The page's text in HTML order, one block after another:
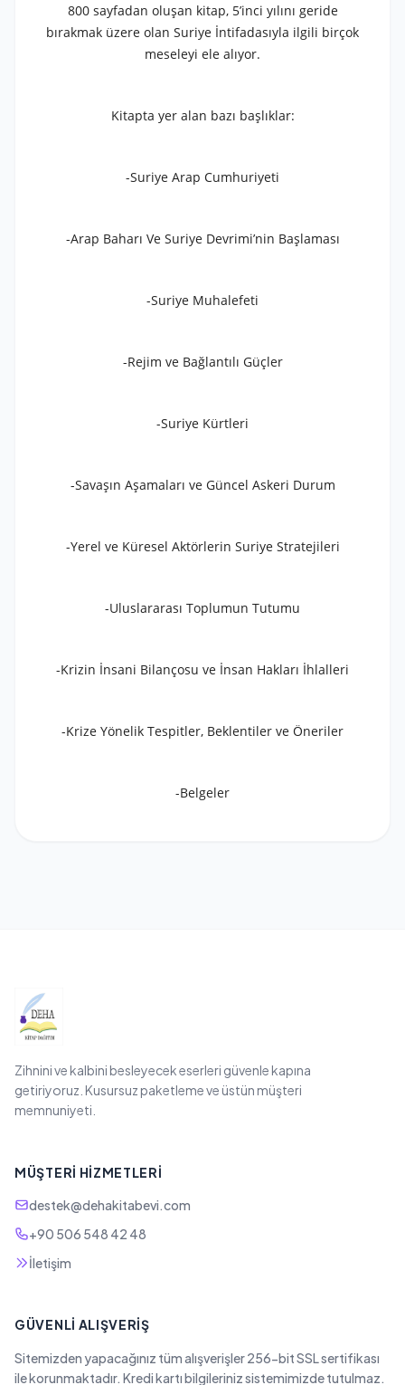
800 sayfadan oluşan kitap, 5’inci yılını geride
bırakmak üzere olan Suriye İntifadasıyla ilgili birçok
meseleyi ele alıyor.
Kitapta yer alan bazı başlıklar:
-Suriye Arap Cumhuriyeti
-Arap Baharı Ve Suriye Devrimi’nin Başlaması
-Suriye Muhalefeti
-Rejim ve Bağlantılı Güçler
-Suriye Kürtleri
-Savaşın Aşamaları ve Güncel Askeri Durum
-Yerel ve Küresel Aktörlerin Suriye Stratejileri
-Uluslararası Toplumun Tutumu
-Krizin İnsani Bilançosu ve İnsan Hakları İhlalleri
-Krize Yönelik Tespitler, Beklentiler ve Öneriler
-Belgeler
Zihnini ve kalbini besleyecek eserleri güvenle kapına
getiriyoruz. Kusursuz paketleme ve üstün müşteri
memnuniyeti.
MÜŞTERI HIZMETLERI
destek@dehakitabevi.com
+90 506 548 42 48
İletişim
GÜVENLI ALIŞVERIŞ
Sitemizden yapacağınız tüm alışverişler 256-bit SSL sertifikası
ile korunmaktadır. Kredi kartı bilgileriniz sistemimizde tutulmaz.